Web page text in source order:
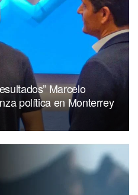
Marcelo
política en Monterrey